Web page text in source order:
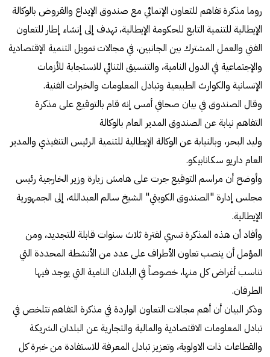
روما مذكرة تفاهم للتعاون الإنمائي مع صندوق الإيداع والقروض بالوكالة
الإيطالية للتنمية التابع للحكومة الإيطالية، تهدف إلى إنشاء إطار للتعاون
الفني والعمل المشترك بين الجانبين، في مجالات تمويل التنمية الإقتصادية
والإجتماعية في الدول النامية، والتنسيق الثنائي للاستجابة للأزمات
الإنسانية والكوارث الطبيعية وتبادل المعلومات والخبرات الفنية.
وقال الصندوق في بيان صحافي أمس إنه قام بالتوقيع على مذكرة
التفاهم نيابة عن الصندوق المدير العام بالوكالة
وليد البحر، وبالنيابة عن الوكالة الإيطالية للتنمية الرئيس التنفيذي والمدير
العام داريو سكانابيكو.
وأوضح أن مراسم التوقيع جرت على هامش زيارة وزير الخارجية رئيس
مجلس إدارة "الصندوق الكويتي" الشيخ سالم العبدالله، إلى الجمهورية
الإيطالية.
وأفاد أن هذه المذكرة تسري لفترة ثلاث سنوات قابلة للتجديد، ومن
المؤمل أن ينصب تعاون الأطراف على عدد من الأنشطة المحددة التي
تناسب أغراض كل منها، خصوصاً في البلدان النامية التي يوجد فيها
الطرفان.
وذكر البيان أن أهم مجالات التعاون الواردة في مذكرة التفاهم تتلخص في
تبادل المعلومات الاقتصادية والمالية والتجارية عن البلدان الشريكة
والقطاعات ذات الاولوية، وتعزيز تبادل المعرفة للاستفادة من خبرة كل